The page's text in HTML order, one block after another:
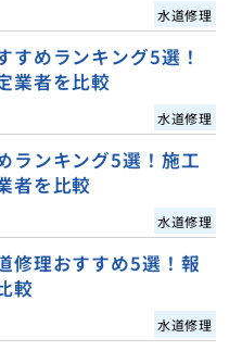
水道修理
すめランキング5選！
業者を比較
水道修理
ランキング5選！施工
者を比較
水道修理
修理おすすめ5選！報
較
水道修理